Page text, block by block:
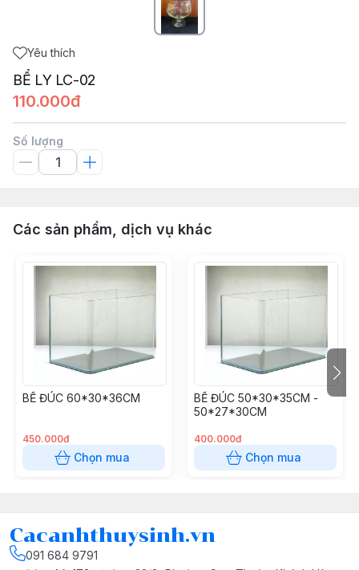
Yêu thích
BỂ LY LC-02
110.000đ
Số lượng
Các sản phẩm, dịch vụ khác
BỂ ĐÚC 60*30*36CM
450.000đ
Chọn mua
BỂ ĐÚC 50*30*35CM -
50*27*30CM
400.000đ
Chọn mua
Cacanhthuysinh.vn
091 684 9791